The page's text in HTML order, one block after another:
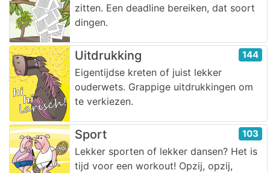
zitten. Een deadline bereiken, dat soort
dingen.
Uitdrukking 144
Eigentijdse kreten of juist lekker
ouderwets. Grappige uitdrukkingen om
te verkiezen.
Sport 103
Lekker sporten of lekker dansen? Het is
tijd voor een workout! Opzij, opzij,